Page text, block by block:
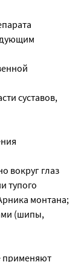
суставов,
вокруг глаз
тупого
монтана;
(шипы,
применяют